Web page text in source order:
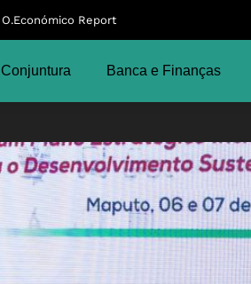
O.Económico Report
Conjuntura Banca e Finanças